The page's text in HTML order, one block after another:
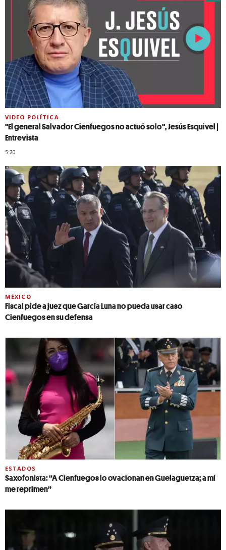
VIDEO POLÍTICA
"El general Salvador Cienfuegos no actuó solo", Jesús Esquivel |
Entrevista
5:20
MÉXICO
Fiscal pide a juez que García Luna no pueda usar caso
Cienfuegos en su defensa
ESTADOS
Saxofonista: “A Cienfuegos lo ovacionan en Guelaguetza; a mí
me reprimen”